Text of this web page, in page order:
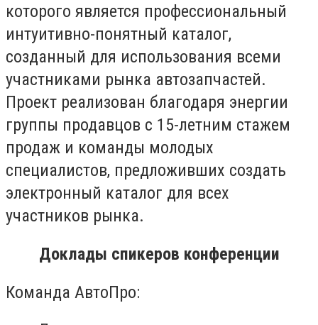
которого является профессиональный
интуитивно-понятный каталог,
созданный для использования всеми
участниками рынка автозапчастей.
Проект реализован благодаря энергии
группы продавцов с 15-летним стажем
продаж и команды молодых
специалистов, предложивших создать
электронный каталог для всех
участников рынка.
Доклады спикеров конференции
Команда АвтоПро: